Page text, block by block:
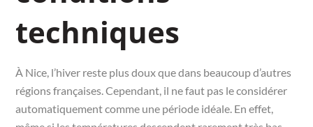
techniques
À Nice, l’hiver reste plus doux que dans beaucoup d’autres
régions françaises. Cependant, il ne faut pas le considérer
automatiquement comme une période idéale. En effet,